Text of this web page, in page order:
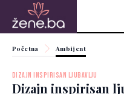
Početna Ambijent
DIZAJN INSPIRISAN LJUBAVLJU
Dizajn inspirisan